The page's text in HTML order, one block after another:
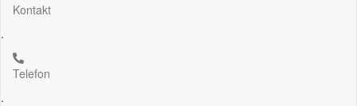
Kontakt
.
Telefon
.